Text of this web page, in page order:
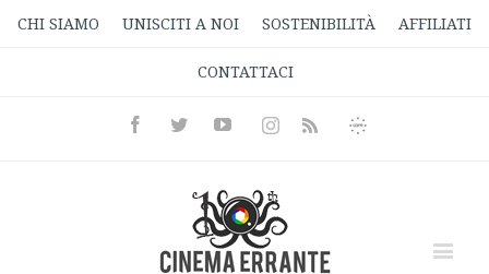
CHI SIAMO UNISCITI A NOI SOSTENIBILITÀ AFFILIATI
CONTATTACI
FacebookTwitterYoutubeInstagramRss
Informativa